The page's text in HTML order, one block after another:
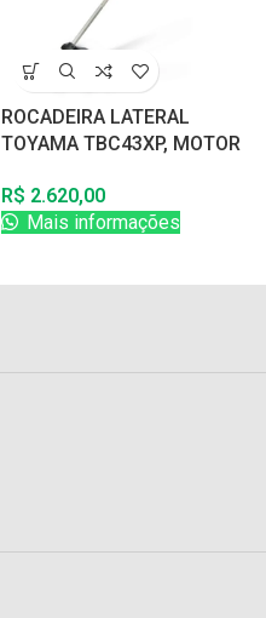
ROCADEIRA LATERAL
TOYAMA TBC43XP, MOTOR
TEMPOS, GASOLINA
R$ 2.620,00
Mais informações